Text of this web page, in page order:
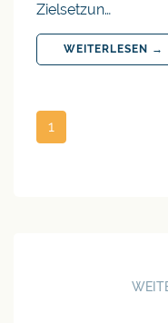
Zielsetzun…
WEITERLESEN →
1